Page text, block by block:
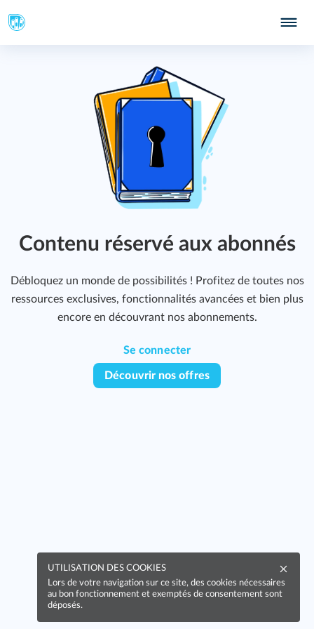
Contenu réservé aux abonnés
Débloquez un monde de possibilités ! Profitez de toutes nos
ressources exclusives, fonctionnalités avancées et bien plus
encore en découvrant nos abonnements.
Se connecter
Découvrir nos offres
UTILISATION DES COOKIES
Lors de votre navigation sur ce site, des cookies nécessaires
au bon fonctionnement et exemptés de consentement sont
déposés.